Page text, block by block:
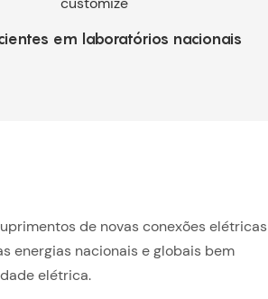
em laboratórios nacionais
de novas conexões elétricas
energias nacionais e globais bem
elétrica.